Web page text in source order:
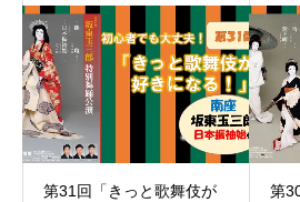
第31回「きっと歌舞伎が
第